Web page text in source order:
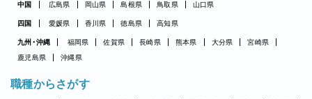
中国 広島県 岡山県 島根県 鳥取県 山口県
四国 愛媛県 香川県 徳島県 高知県
九州・沖縄 福岡県 佐賀県 長崎県 熊本県 大分県
宮崎県
鹿児島県
沖縄県
職種からさがす